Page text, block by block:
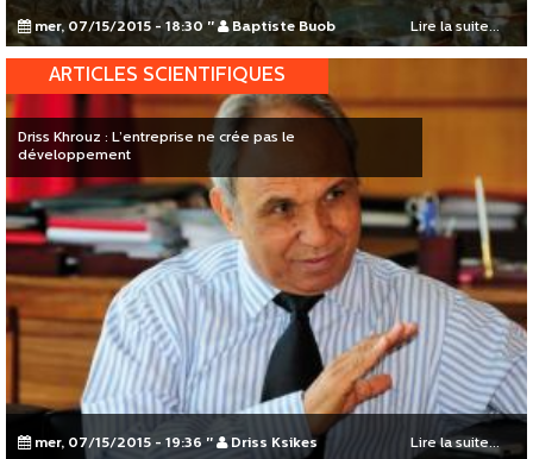
mer, 07/15/2015 - 18:30 " Baptiste Buob Lire la suite...
Driss Khrouz : L’entreprise ne crée pas le
développement
ARTICLES SCIENTIFIQUES
mer, 07/15/2015 - 19:36 " Driss Ksikes Lire la suite...